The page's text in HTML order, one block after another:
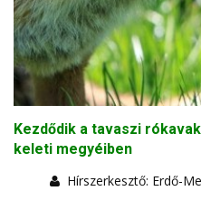
Kezdődik a tavaszi
keleti megyéiben
Hírszerkesztő: Erdő-